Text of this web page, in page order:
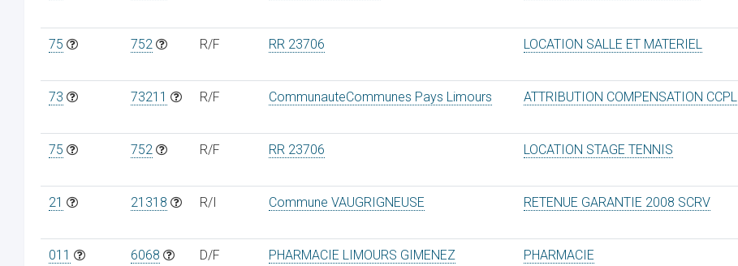
75 752 R/F RR 23706 LOCATION SALLE ET MATERIEL
73 73211 R/F CommunauteCommunes Pays Limours ATTRIBUTION COMPENSATION CCPL
75 752 R/F RR 23706 LOCATION STAGE TENNIS
21 21318 R/I Commune VAUGRIGNEUSE RETENUE GARANTIE 2008 SCRV
011 6068 D/F PHARMACIE LIMOURS GIMENEZ PHARMACIE